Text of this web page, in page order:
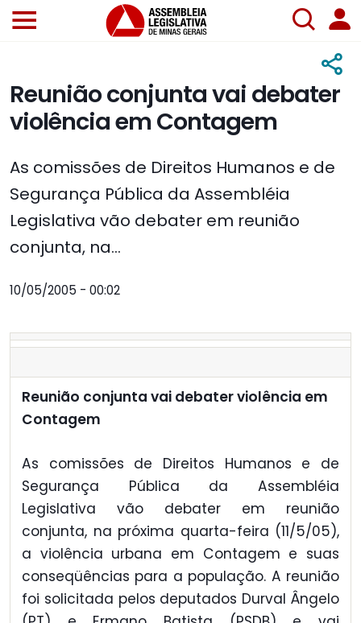
Reunião conjunta vai debater
violência em Contagem
As comissões de Direitos Humanos e de
Segurança Pública da Assembléia
Legislativa vão debater em reunião
conjunta, na...
10/05/2005 - 00:02
Reunião conjunta vai debater violência em
Contagem
As comissões de Direitos Humanos e de
Segurança Pública da Assembléia
Legislativa vão debater em reunião
conjunta, na próxima quarta-feira (11/5/05),
a violência urbana em Contagem e suas
conseqüências para a população. A reunião
foi solicitada pelos deputados Durval Ângelo